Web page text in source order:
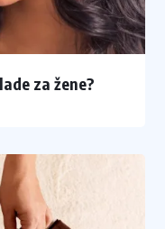
za žene?